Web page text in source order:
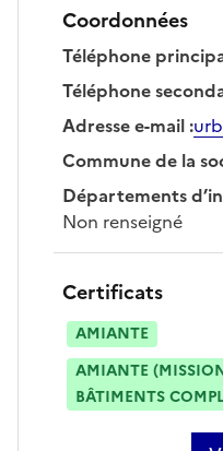
Coordonnées
Téléphone
Téléphone
Adresse e-mail:
Commune de la
Départements
Non renseigné
Certificats
AMIANTE
AMIANTE
BÂTIMENTS